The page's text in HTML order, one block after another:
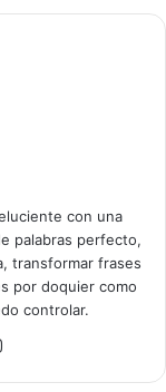
con una
palabras perfecto,
transformar frases
por doquier como
controlar.